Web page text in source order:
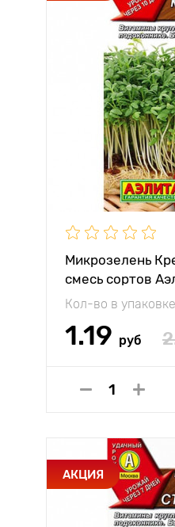
Микрозелень
смесь сортов
Кол-во в
1.19 руб
АКЦИЯ